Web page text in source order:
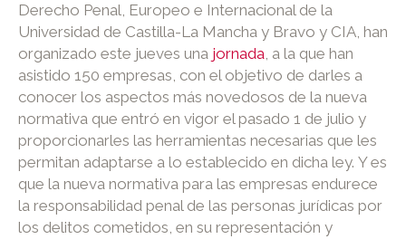
Derecho Penal, Europeo e Internacional de la
Universidad de Castilla-La Mancha y Bravo y CIA, han
organizado este jueves una jornada, a la que han
asistido 150 empresas, con el objetivo de darles a
conocer los aspectos más novedosos de la nueva
normativa que entró en vigor el pasado 1 de julio y
proporcionarles las herramientas necesarias que les
permitan adaptarse a lo establecido en dicha ley. Y es
que la nueva normativa para las empresas endurece
la responsabilidad penal de las personas jurídicas por
los delitos cometidos, en su representación y